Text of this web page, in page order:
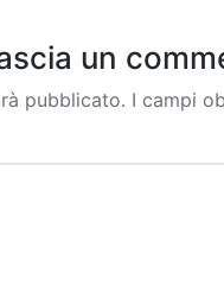
un
pubblicato. I campi